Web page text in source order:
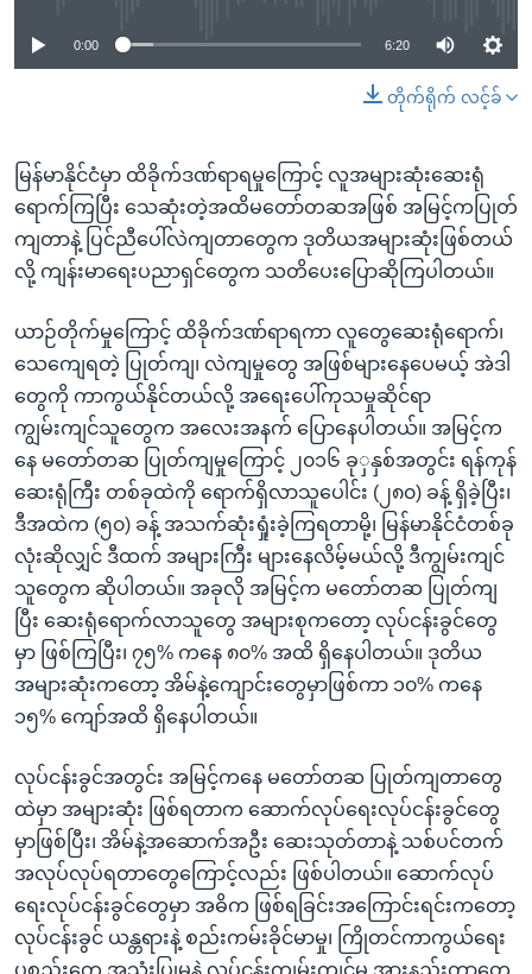
0:00 6:20
တိုက်ရိုက် လင့်ခ်
မြန်မာနိုင်ငံမှာ ထိခိုက်ဒဏ်ရာရမှုကြောင့် လူအများဆုံးဆေးရုံ
ရောက်ကြပြီး သေဆုံးတဲ့အထိမတော်တဆအဖြစ် အမြင့်ကပြုတ်
ကျတာနဲ့ ပြင်ညီပေါ်လဲကျတာတွေက ဒုတိယအများဆုံးဖြစ်တယ်
လို့ ကျန်းမာရေးပညာရှင်တွေက သတိပေးပြောဆိုကြပါတယ်။
ယာဉ်တိုက်မှုကြောင့် ထိခိုက်ဒဏ်ရာရကာ လူတွေဆေးရုံရောက်၊
သေကျေရတဲ့ ပြုတ်ကျ၊ လဲကျမှုတွေ အဖြစ်များနေပေမယ့် အဲဒါ
တွေကို ကာကွယ်နိုင်တယ်လို့ အရေးပေါ်ကုသမှုဆိုင်ရာ
ကျွမ်းကျင်သူတွေက အလေးအနက် ပြောနေပါတယ်။ အမြင့်က
နေ မတော်တဆ ပြုတ်ကျမှုကြောင့် ၂၀၁၆ ခုှနှစ်အတွင်း ရန်ကုန်
ဆေးရုံကြီး တစ်ခုထဲကို ရောက်ရှိလာသူပေါင်း (၂၈၀) ခန့် ရှိခဲ့ပြီး၊
ဒီအထဲက (၅၀) ခန့် အသက်ဆုံးရှုံးခဲ့ကြရတာမို့၊ မြန်မာနိုင်ငံတစ်ခု
လုံးဆိုလျှင် ဒီထက် အများကြီး များနေလိမ့်မယ်လို့ ဒီကျွမ်းကျင်
သူတွေက ဆိုပါတယ်။ အခုလို အမြင့်က မတော်တဆ ပြုတ်ကျ
ပြီး ဆေးရုံရောက်လာသူတွေ အများစုကတော့ လုပ်ငန်းခွင်တွေ
မှာ ဖြစ်ကြပြီး၊ ၇၅% ကနေ ၈၀% အထိ ရှိနေပါတယ်။ ဒုတိယ
အများဆုံးကတော့ အိမ်နဲ့ကျောင်းတွေမှာဖြစ်ကာ ၁၀% ကနေ
၁၅% ကျော်အထိ ရှိနေပါတယ်။
လုပ်ငန်းခွင်အတွင်း အမြင့်ကနေ မတော်တဆ ပြုတ်ကျတာတွေ
ထဲမှာ အများဆုံး ဖြစ်ရတာက ဆောက်လုပ်ရေးလုပ်ငန်းခွင်တွေ
မှာဖြစ်ပြီး၊ အိမ်နဲ့အဆောက်အဦး ဆေးသုတ်တာနဲ့ သစ်ပင်တက်
အလုပ်လုပ်ရတာတွေကြောင့်လည်း ဖြစ်ပါတယ်။ ဆောက်လုပ်
ရေးလုပ်ငန်းခွင်တွေမှာ အဓိက ဖြစ်ရခြင်းအကြောင်းရင်းကတော့
လုပ်ငန်းခွင် ယန္တရားနဲ့ စည်းကမ်းခိုင်မာမှု၊ ကြိုတင်ကာကွယ်ရေး
ပစ္စည်းတွေ အသုံးပြုမှုနဲ့ လုပ်ငန်းကျွမ်းကျင်မှု အားနည်းတာတွေ